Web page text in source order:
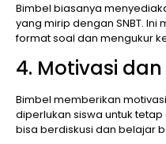
Bimbel biasanya
yang mirip dengan SNBT.
format soal dan mengukur
4. Motivasi
Bimbel memberikan
diperlukan siswa untuk
bisa berdiskusi dan belajar